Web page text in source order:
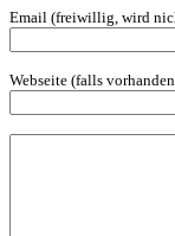
Email (freiwillig, wird
Webseite (falls